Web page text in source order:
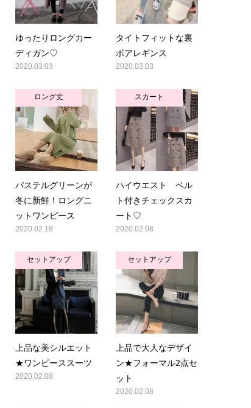
ゆったりロングカー
ディガン♡
2020.03.03
タイトフィットな裏
ボアレギンス
2020.03.03
ロング丈
パステルグリーンが
冬に新鮮！ロングニ
ットワンピース
2020.02.18
スカート
ハイウエスト ベル
ト付きチェックスカ
ート♡
2020.02.08
セットアップ
上品な美シルエット
★ワンピーススーツ
2020.02.08
セットアップ
上品で大人なデザイ
ン★フォーマル2点セ
ット
2020.02.08